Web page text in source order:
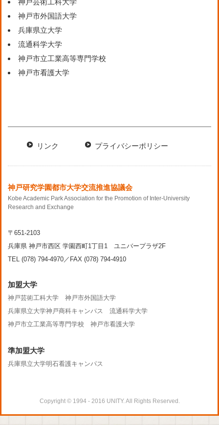
神戸芸術工科大学
神戸市外国語大学
兵庫県立大学
流通科学大学
神戸市立工業高等専門学校
神戸市看護大学
リンク プライバシーポリシー
神戸研究学園都市大学交流推進協議会
Kobe Academic Park Association for the Promotion of Inter-University
Research and Exchange
〒651-2103
兵庫県 神戸市西区 学園西町1丁目1 ユニバープラザ2F
TEL (078) 794-4970／FAX (078) 794-4910
加盟大学
神戸芸術工科大学
神戸市外国語大学
兵庫県立大学神戸商科キャンパス
流通科学大学
神戸市立工業高等専門学校
神戸市看護大学
準加盟大学
兵庫県立大学明石看護キャンパス
Copyright © 1994 - 2016 UNITY. All Rights Reserved.